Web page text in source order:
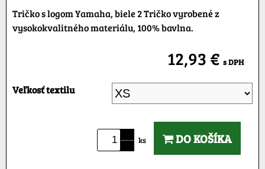
Tričko s logom Yamaha, biele 2 Tričko vyrobené z
vysokokvalitného materiálu, 100% bavlna.
12,93 € s DPH
Veľkosť textilu
ks DO KOŠÍKA